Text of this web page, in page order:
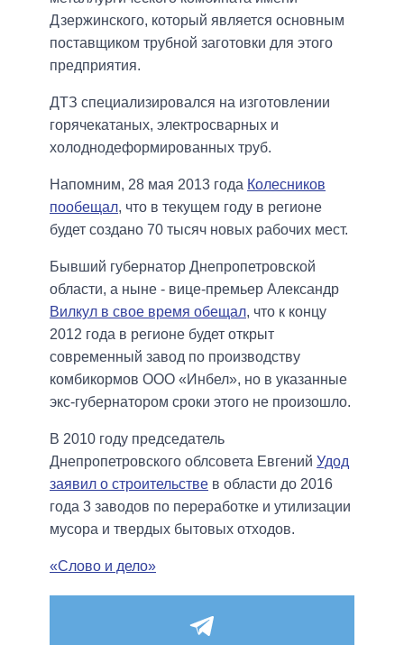
Дзержинского, который является основным
поставщиком трубной заготовки для этого
предприятия.
ДТЗ специализировался на изготовлении
горячекатаных, электросварных и
холоднодеформированных труб.
Напомним, 28 мая 2013 года Колесников
пообещал, что в текущем году в регионе
будет создано 70 тысяч новых рабочих мест.
Бывший губернатор Днепропетровской
области, а ныне - вице-премьер Александр
Вилкул в свое время обещал, что к концу
2012 года в регионе будет открыт
современный завод по производству
комбикормов ООО «Инбел», но в указанные
экс-губернатором сроки этого не произошло.
В 2010 году председатель
Днепропетровского облсовета Евгений Удод
заявил о строительстве в области до 2016
года 3 заводов по переработке и утилизации
мусора и твердых бытовых отходов.
«Слово и дело»